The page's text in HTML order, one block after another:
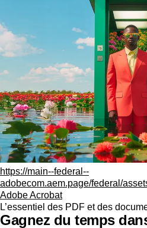
https://main--federal--
adobecom.aem.page/federal/
Adobe Acrobat
L’essentiel des PDF et des
Gagnez du temps